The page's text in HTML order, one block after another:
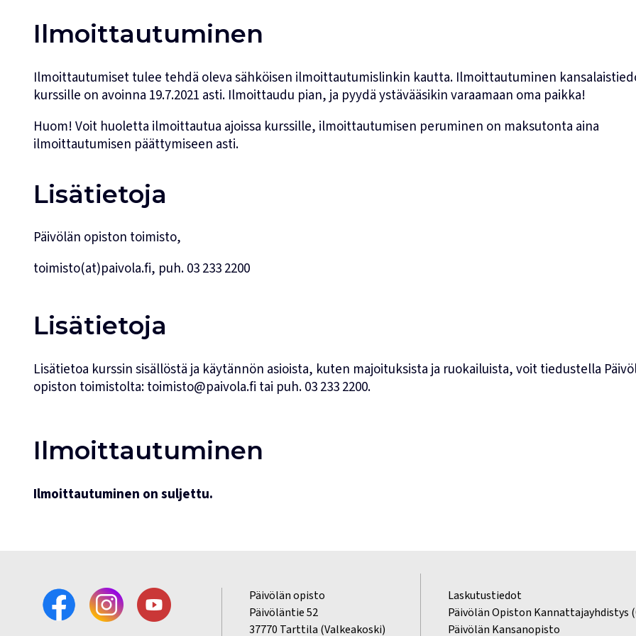
Ilmoittautuminen
Ilmoittautumiset tulee tehdä oleva sähköisen ilmoittautumislinkin kautta. Ilmoittautuminen
kurssille on avoinna 19.7.2021 asti. Ilmoittaudu pian, ja pyydä ystävääsikin varaamaan oma paikka!
Huom! Voit huoletta ilmoittautua ajoissa kurssille, ilmoittautumisen peruminen on maksutonta aina
ilmoittautumisen päättymiseen asti.
Lisätietoja
Päivölän opiston toimisto,
toimisto(at)paivola.fi, puh. 03 233 2200
Lisätietoja
Lisätietoa kurssin sisällöstä ja käytännön asioista, kuten majoituksista ja ruokailuista, voit tiedustella
opiston toimistolta:toimisto@paivola.fi tai puh.03 233 2200.
Ilmoittautuminen
Ilmoittautuminen on suljettu.
Päivölän opisto
Päivöläntie 52
37770 Tarttila (Valkeakoski)
Laskutustiedot
Päivölän Opiston Kannattajayhdistys
Päivölän Kansanopisto